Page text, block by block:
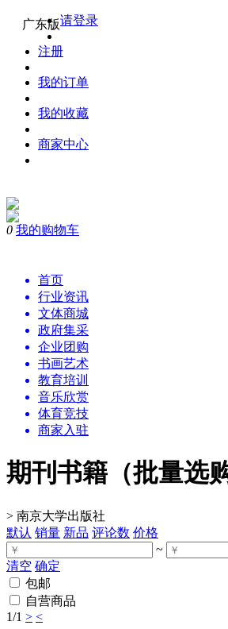
广东版请登录
注册
我的订单
我的收藏
商家中心
0 我的购物车
首页
行业资讯
文体商城
政府集采
企业团购
书画艺术
教育培训
音乐欣赏
体育竞技
商家入驻
期刊书籍（批量选
> 南京大学出版社
默认 销量 新品 评论数 价格
~
清空 确定
包邮
自营商品
1/1 > <